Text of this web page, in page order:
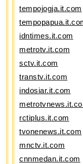
tempojogja.it.com
idntimes.it.com
metrotv.it.com
sctv.it.com
transtv.it.com
indosiar.it.com
rctiplus.it.com
tvonenews.it.com
mnctv.it.com
cnnmedan.it.com